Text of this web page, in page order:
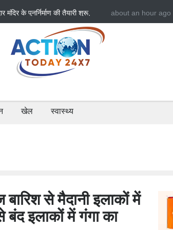
बदरीनाथ हाईवे पर भूस्खलन, कई मार्ग
सीएम धामी ने दिए
चौकन्नी
30 minutes ago
खेल स्वास्थ्य
बारिश से मैदानी इलाकों में
बंद इलाकों में गंगा का